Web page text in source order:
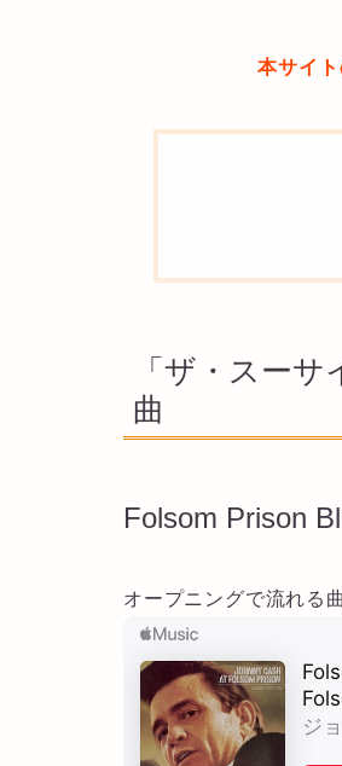
本サイ
「ザ・スー
曲
Folsom Prison
オープニングで流れる曲